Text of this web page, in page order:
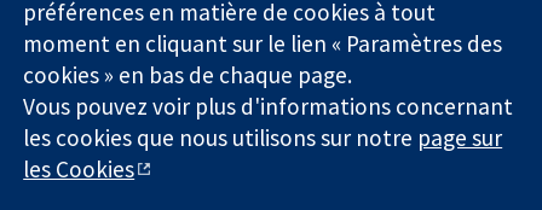
La Collaboration Cochrane est une association caritative (n°
1045921) et une société à responsabilité limitée par garantie (n°
03044323) enregistrée en Angleterre et au Pays de Galles. Numéro
de TVA : GB 718 2127 49.
Copyright © 2026 The Cochrane Collaboration
préférences en matière de cookies à tout
moment en cliquant sur le lien « Paramètres des
cookies » en bas de chaque page.
Vous pouvez voir plus d'informations concernant
les cookies que nous utilisons sur notre page sur
les Cookies